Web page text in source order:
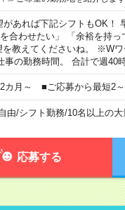
あれば下記シフトもOK！
合わせたい」 「余裕を持
教えてくださいね。 ※W
の勤務時間。 合計で週40
カ月～ ■ご応募から最短2
由/シフト勤務/10名以上の大
応募する